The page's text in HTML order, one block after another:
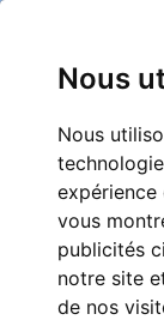
Nous
Nous
vous
publicités
notre site
de nos